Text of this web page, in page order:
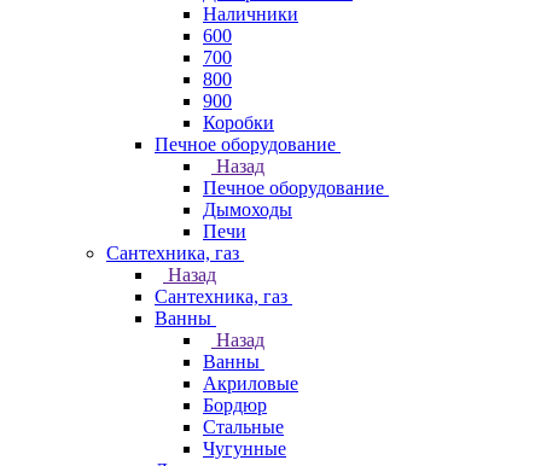
Наличники
600
700
800
900
Коробки
Печное оборудование
Назад
Печное оборудование
Дымоходы
Печи
Сантехника, газ
Назад
Сантехника, газ
Ванны
Назад
Ванны
Акриловые
Бордюр
Стальные
Чугунные